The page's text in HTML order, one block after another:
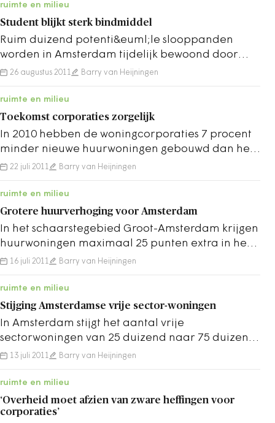
ruimte en milieu
Student blijkt sterk bindmiddel
Ruim duizend potenti&euml;le slooppanden
worden in Amsterdam tijdelijk bewoond door
studenten. Ze betalen geen huur, mits ze zich 10
26 augustus 2011 Barry van Heijningen
ruimte en milieu
Toekomst corporaties zorgelijk
In 2010 hebben de woningcorporaties 7 procent
minder nieuwe huurwoningen gebouwd dan het
jaar ervoor en ook de investeringen namen met
22 juli 2011 Barry van Heijningen
ruimte en milieu
Grotere huurverhoging voor Amsterdam
In het schaarstegebied Groot-Amsterdam krijgen
huurwoningen maximaal 25 punten extra in het
woningwaarderingsstelsel (WWS) als het
16 juli 2011 Barry van Heijningen
ruimte en milieu
Stijging Amsterdamse vrije sector-woningen
In Amsterdam stijgt het aantal vrije
sectorwoningen van 25 duizend naar 75 duizend
als de puntenbijtelling in het plan van minister
13 juli 2011 Barry van Heijningen
ruimte en milieu
‘Overheid moet afzien van zware heffingen voor
corporaties’